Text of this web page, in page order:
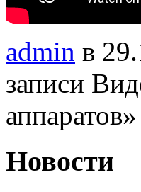
admin в
записи
аппаратов»
Новости